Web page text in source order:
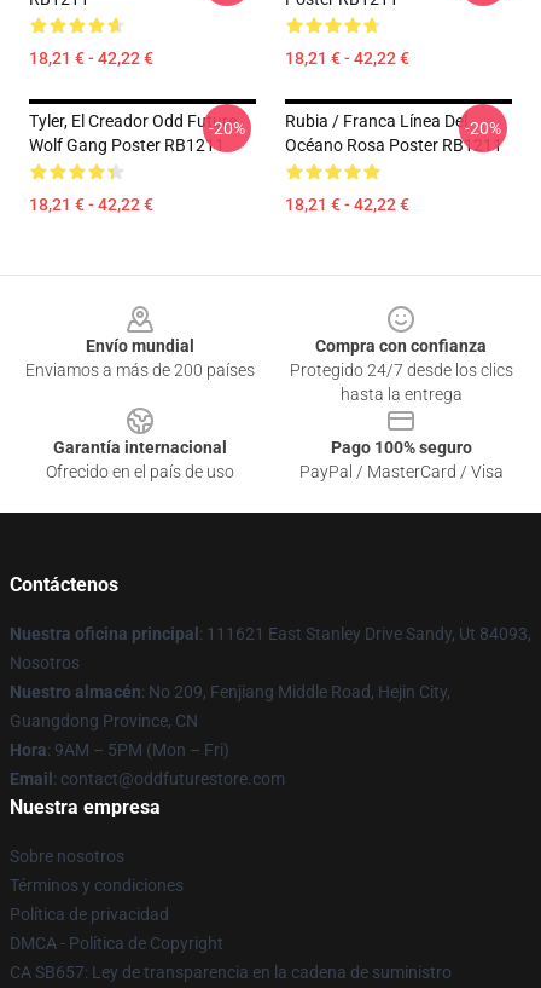
18,21 € - 42,22 € 18,21 € - 42,22 €
Tyler, El Creador Odd Future
Wolf Gang Poster RB1211
18,21 € - 42,22 €
-20%
Rubia / Franca Línea Del
Océano Rosa Poster RB1211
18,21 € - 42,22 €
-20%
Envío mundial
Enviamos a más de 200 países
Compra con confianza
Protegido 24/7 desde los clics
hasta la entrega
Garantía internacional
Ofrecido en el país de uso
Pago 100% seguro
PayPal / MasterCard / Visa
Contáctenos
Nuestra oficina principal : 111621 East Stanley Drive Sandy, Ut 84093,
Nosotros
Nuestro almacén: No 209, Fenjiang Middle Road, Hejin City,
Guangdong Province, CN
Hora: 9AM – 5PM (Mon – Fri)
Email : contact@oddfuturestore.com
Nuestra empresa
Sobre nosotros
Términos y condiciones
Política de privacidad
DMCA - Política de Copyright
CA SB657: Ley de transparencia en la cadena de suministro